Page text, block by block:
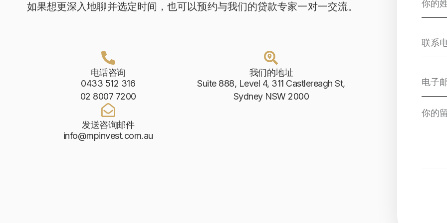
如果想更深入地聊并选定时间，也可以预约与我们的贷款专家一对一交流。
电话咨询
0433 512 316
02 8007 7200
我们的地址
Suite 888, Level 4, 311 Castlereagh St,
Sydney NSW 2000
发送咨询邮件
info@mpinvest.com.au